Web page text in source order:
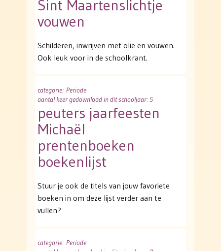
Sint Maartenslichtje
vouwen
Schilderen, inwrijven met olie en vouwen.
Ook leuk voor in de schoolkrant.
categorie: Periode
aantal keer gedownload in dit schooljaar: 5
peuters jaarfeesten
Michaël
prentenboeken
boekenlijst
Stuur je ook de titels van jouw favoriete
boeken in om deze lijst verder aan te
vullen?
categorie: Periode